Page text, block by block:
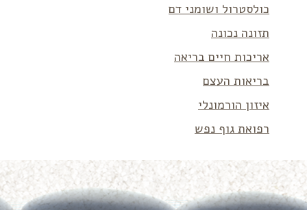
כולסטרול ושומני דם
תזונה נכונה
אריכות חיים בריאה
בריאות העצם
איזון הורמונלי
רפואת גוף נפש